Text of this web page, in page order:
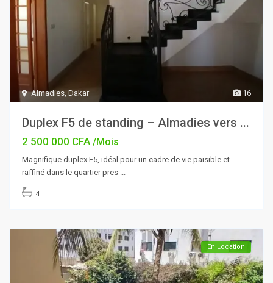
16
Almadies,Dakar
Duplex F5 de standing – Almadies vers ...
2 500 000 CFA/Mois
Magnifique duplex F5, idéal pour un cadre de vie paisible et
raffiné dans le quartier pres ...
4
En Location